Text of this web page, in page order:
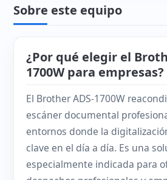
Sobre este equipo
¿Por qué elegir el
1700W para empresas?
El Brother ADS-1700W
escáner documental
entornos donde la
clave en el día a día. Es una
especialmente indicada para